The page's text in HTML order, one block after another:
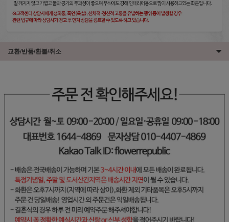
교환/반품/환불/취소